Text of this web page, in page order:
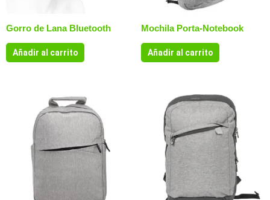
Gorro de Lana Bluetooth
Añadir al carrito
Mochila Porta-Notebook
Añadir al carrito